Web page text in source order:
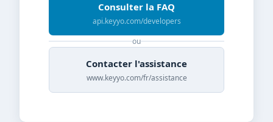
Consulter la FAQ
api.keyyo.com/developers
ou
Contacter l'assistance
www.keyyo.com/fr/assistance